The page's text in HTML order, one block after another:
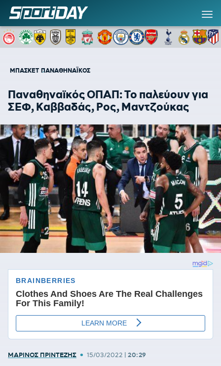
ΜΠΑΣΚΕΤ ΠΑΝΑΘΗΝΑΪΚΟΣ
Παναθηναϊκός ΟΠΑΠ: Το παλεύουν για
ΣΕΦ, Καββαδάς, Ρος, Μαντζούκας
ΜΑΡΙΝΟΣ ΠΡΙΝΤΕΖΗΣ • 15/03/2022 | 20:29